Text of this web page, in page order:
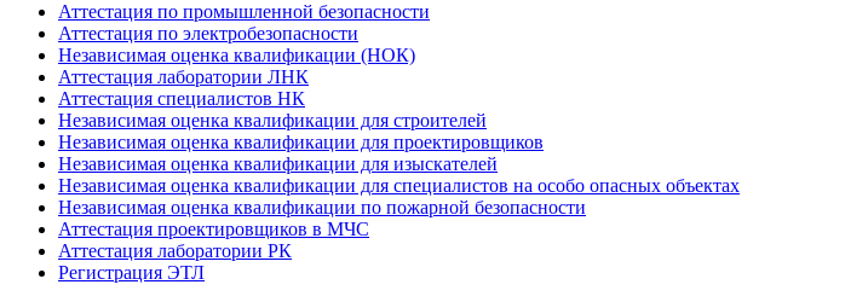
Аттестация по промышленной безопасности
Аттестация по электробезопасности
Независимая оценка квалификации (НОК)
Аттестация лаборатории ЛНК
Аттестация специалистов НК
Независимая оценка квалификации для строителей
Независимая оценка квалификации для проектировщиков
Независимая оценка квалификации для изыскателей
Независимая оценка квалификации для специалистов на особо опасных объектах
Независимая оценка квалификации по пожарной безопасности
Аттестация проектировщиков в МЧС
Аттестация лаборатории РК
Регистрация ЭТЛ